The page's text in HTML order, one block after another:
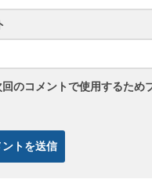
のコメントで使用するため